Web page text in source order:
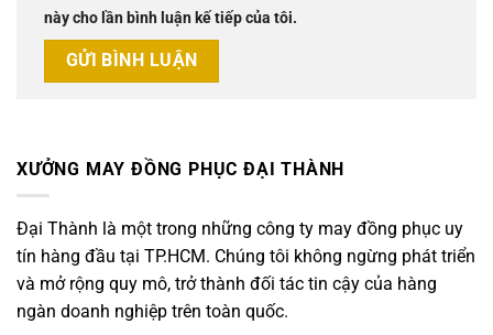
này cho lần bình luận kế tiếp của tôi.
XƯỞNG MAY ĐỒNG PHỤC ĐẠI THÀNH
Đại Thành là một trong những công ty may đồng phục uy
tín hàng đầu tại TP.HCM. Chúng tôi không ngừng phát triển
và mở rộng quy mô, trở thành đối tác tin cậy của hàng
ngàn doanh nghiệp trên toàn quốc.